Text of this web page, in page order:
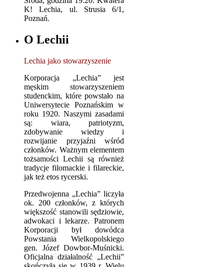
K! Lechia, ul. Strusia 6/1,
Poznań.
O Lechii
Lechia jako stowarzyszenie
Korporacja „Lechia” jest
męskim stowarzyszeniem
studenckim, które powstało na
Uniwersytecie Poznańskim w
roku 1920. Naszymi zasadami
są: wiara, patriotyzm,
zdobywanie wiedzy i
rozwijanie przyjaźni wśród
członków. Ważnym elementem
tożsamości Lechii są również
tradycje filomackie i filareckie,
jak też etos rycerski.
Przedwojenna „Lechia” liczyła
ok. 200 członków, z których
większość stanowili sędziowie,
adwokaci i lekarze. Patronem
Korporacji był dowódca
Powstania Wielkopolskiego
gen. Józef Dowbor-Muśnicki.
Oficjalna działalność „Lechii”